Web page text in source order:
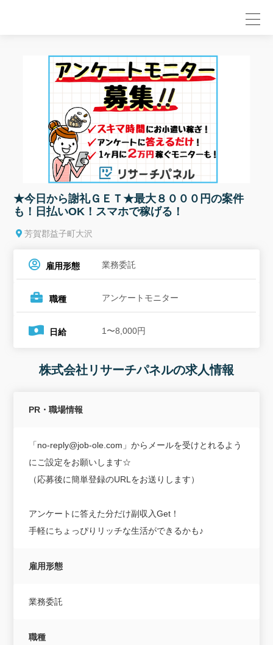
★今日から謝礼ＧＥＴ★最大８０００円の案件
も！日払いOK！スマホで稼げる！
芳賀郡益子町大沢
雇用形態 業務委託
職種 アンケートモニター
日給 1〜8,000円
株式会社リサーチパネルの求人情報
PR・職場情報
「no-reply@job-ole.com」からメールを受けとれるよう
にご設定をお願いします☆
（応募後に簡単登録のURLをお送りします）
アンケートに答えた分だけ副収入Get！
手軽にちょっぴりリッチな生活ができるかも♪
雇用形態
業務委託
職種